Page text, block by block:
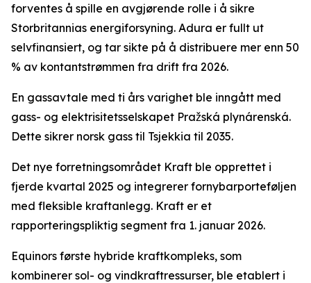
forventes å spille en avgjørende rolle i å sikre
Storbritannias energiforsyning. Adura er fullt ut
selvfinansiert, og tar sikte på å distribuere mer enn 50
% av kontantstrømmen fra drift fra 2026.
En gassavtale med ti års varighet ble inngått med
gass- og elektrisitetsselskapet Pražská plynárenská.
Dette sikrer norsk gass til Tsjekkia til 2035.
Det nye forretningsområdet Kraft ble opprettet i
fjerde kvartal 2025 og integrerer fornybarporteføljen
med fleksible kraftanlegg. Kraft er et
rapporteringspliktig segment fra 1. januar 2026.
Equinors første hybride kraftkompleks, som
kombinerer sol- og vindkraftressurser, ble etablert i